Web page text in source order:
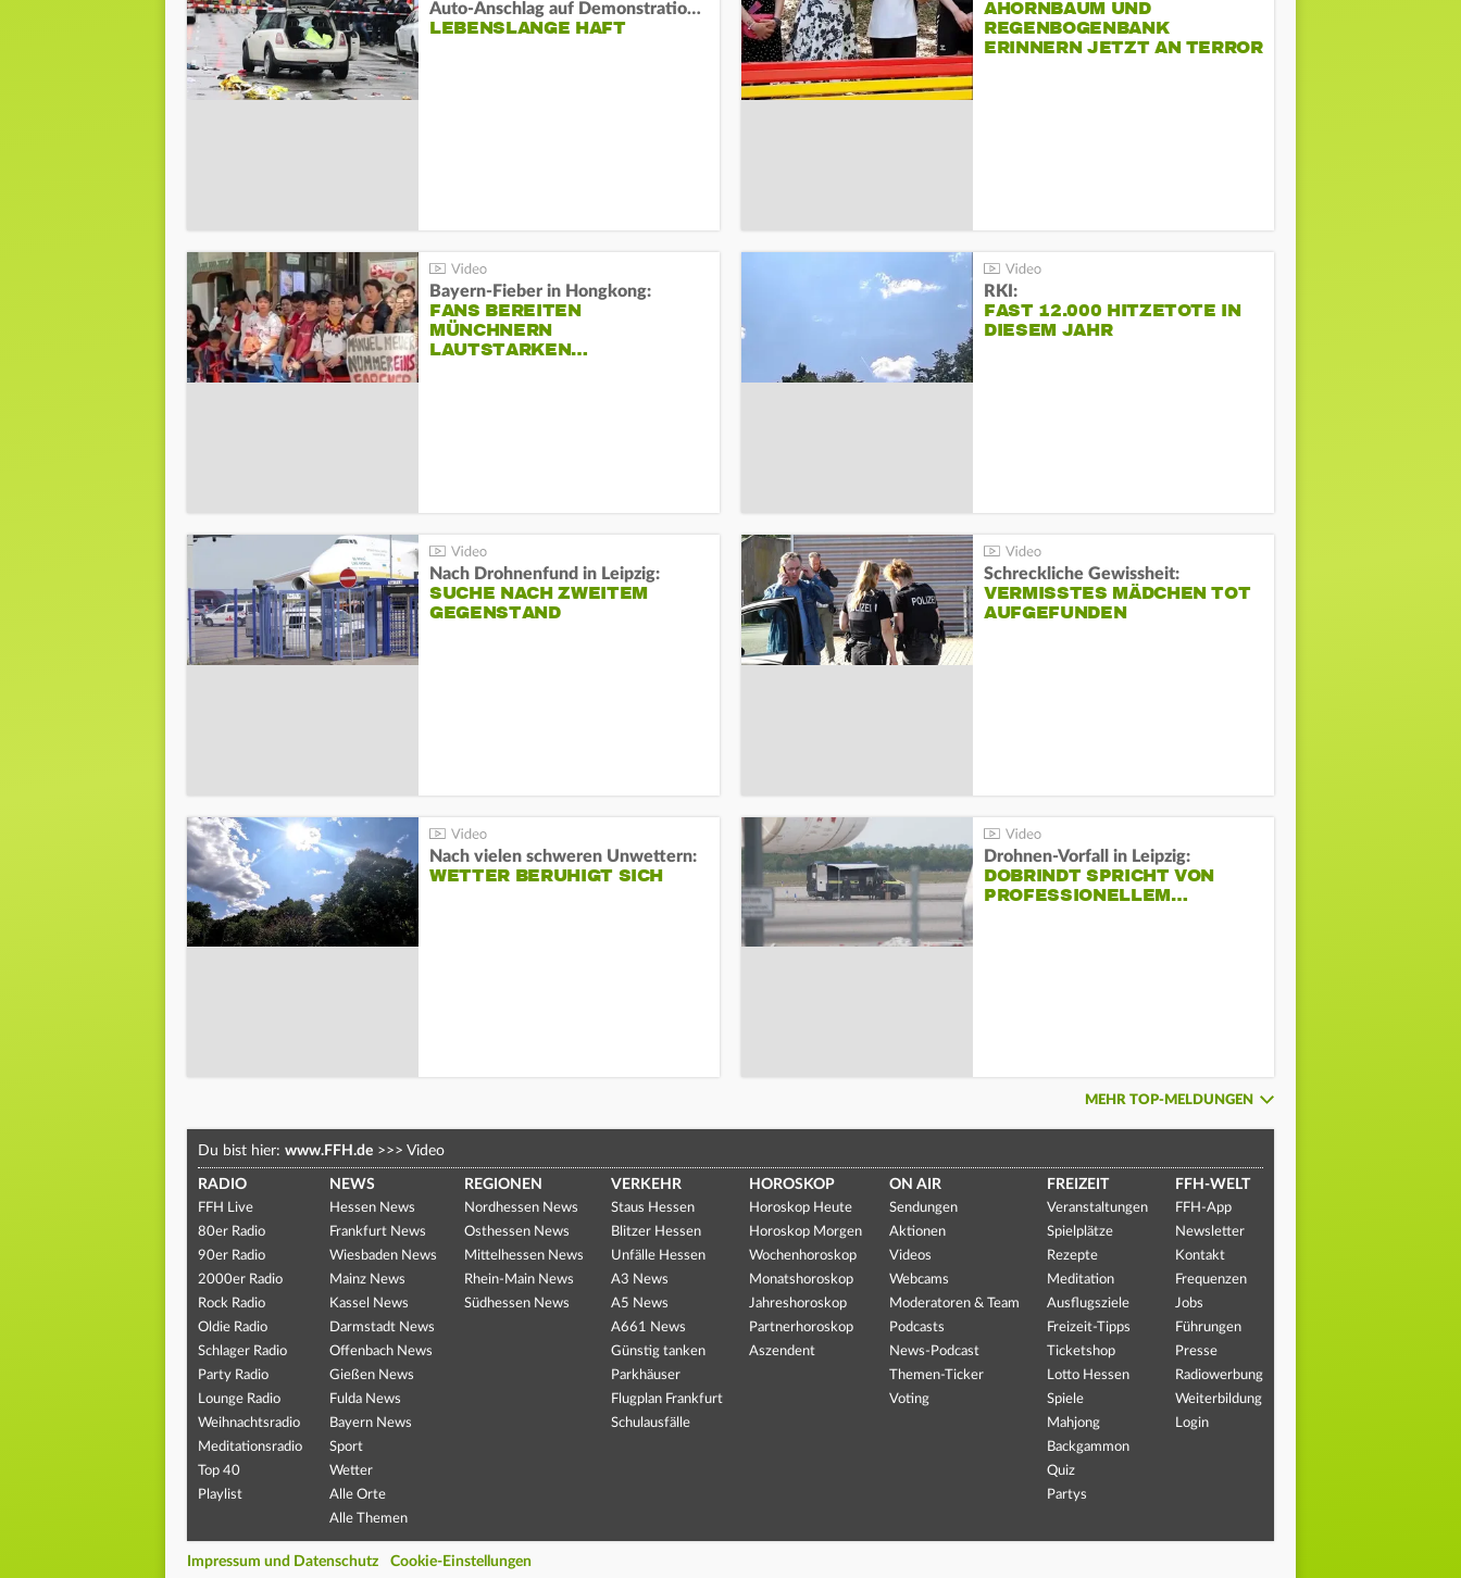
Auto-Anschlag auf Demonstration in München:
LEBENSLANGE HAFT
AHORNBAUM UND
REGENBOGENBANK
ERINNERN JETZT AN TERROR
Bayern-Fieber in Hongkong:
FANS BEREITEN
MÜNCHNERN
LAUTSTARKEN…
RKI:
FAST 12.000 HITZETOTE IN
DIESEM JAHR
Nach Drohnenfund in Leipzig:
SUCHE NACH ZWEITEM
GEGENSTAND
Schreckliche Gewissheit:
VERMISSTES MÄDCHEN TOT
AUFGEFUNDEN
Nach vielen schweren Unwettern:
WETTER BERUHIGT SICH
Drohnen-Vorfall in Leipzig:
DOBRINDT SPRICHT VON
PROFESSIONELLEM…
MEHR TOP-MELDUNGEN
Du bist hier: www.FFH.de >>> Video
RADIO
FFH Live
80er Radio
90er Radio
2000er Radio
Rock Radio
Oldie Radio
Schlager Radio
Party Radio
Lounge Radio
Weihnachtsradio
Meditationsradio
Top 40
Playlist
NEWS
Hessen News
Frankfurt News
Wiesbaden News
Mainz News
Kassel News
Darmstadt News
Offenbach News
Gießen News
Fulda News
Bayern News
Sport
Wetter
Alle Orte
Alle Themen
REGIONEN
Nordhessen News
Osthessen News
Mittelhessen News
Rhein-Main News
Südhessen News
VERKEHR
Staus Hessen
Blitzer Hessen
Unfälle Hessen
A3 News
A5 News
A661 News
Günstig tanken
Parkhäuser
Flugplan Frankfurt
Schulausfälle
HOROSKOP
Horoskop Heute
Horoskop Morgen
Wochenhoroskop
Monatshoroskop
Jahreshoroskop
Partnerhoroskop
Aszendent
ON AIR
Sendungen
Aktionen
Videos
Webcams
Moderatoren & Team
Podcasts
News-Podcast
Themen-Ticker
Voting
FREIZEIT
Veranstaltungen
Spielplätze
Rezepte
Meditation
Ausflugsziele
Freizeit-Tipps
Ticketshop
Lotto Hessen
Spiele
Mahjong
Backgammon
Quiz
Partys
FFH-WELT
FFH-App
Newsletter
Kontakt
Frequenzen
Jobs
Führungen
Presse
Radiowerbung
Weiterbildung
Login
Impressum und Datenschutz Cookie-Einstellungen